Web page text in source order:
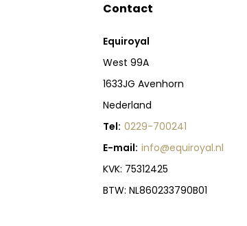
Contact
Equiroyal
West 99A
1633JG Avenhorn
Nederland
Tel: 0229-700241
E-mail: info@equiroyal.nl
KVK: 75312425
BTW: NL860233790B01